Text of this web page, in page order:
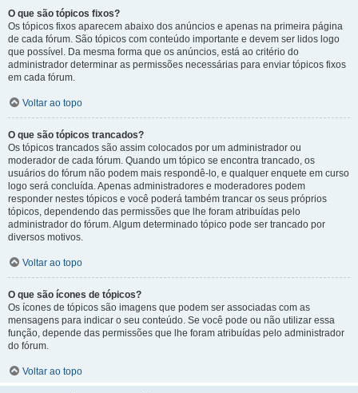
O que são tópicos fixos?
Os tópicos fixos aparecem abaixo dos anúncios e apenas na primeira página
de cada fórum. São tópicos com conteúdo importante e devem ser lidos logo
que possível. Da mesma forma que os anúncios, está ao critério do
administrador determinar as permissões necessárias para enviar tópicos fixos
em cada fórum.
Voltar ao topo
O que são tópicos trancados?
Os tópicos trancados são assim colocados por um administrador ou
moderador de cada fórum. Quando um tópico se encontra trancado, os
usuários do fórum não podem mais respondê-lo, e qualquer enquete em curso
logo será concluída. Apenas administradores e moderadores podem
responder nestes tópicos e você poderá também trancar os seus próprios
tópicos, dependendo das permissões que lhe foram atribuídas pelo
administrador do fórum. Algum determinado tópico pode ser trancado por
diversos motivos.
Voltar ao topo
O que são ícones de tópicos?
Os ícones de tópicos são imagens que podem ser associadas com as
mensagens para indicar o seu conteúdo. Se você pode ou não utilizar essa
função, depende das permissões que lhe foram atribuídas pelo administrador
do fórum.
Voltar ao topo